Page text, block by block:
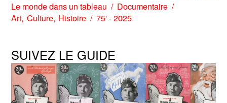
Le monde dans un tableau
Documentaire
Art Culture Histoire 75' - 2025
SUIVEZ LE GUIDE